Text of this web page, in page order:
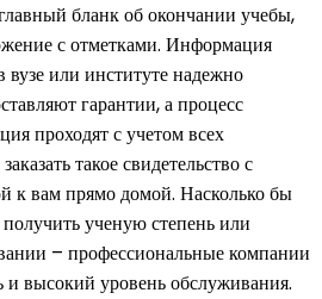
бланк об окончании учебы,
с отметками. Информация
вузе или институте надежно
гарантии, а процесс
проходят с учетом всех
такое свидетельство с
к вам прямо домой. Насколько бы
ученую степень или
– профессиональные компании
и высокий уровень обслуживания.